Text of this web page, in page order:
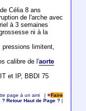
Célia 8 ans
de l'arche avec
à 3 semaines
ni à la
pressions limitent,
calibre de l'aorte
et IP, BBDI 75
page à un ami |
Faire
|? Retour Haut de Page ?